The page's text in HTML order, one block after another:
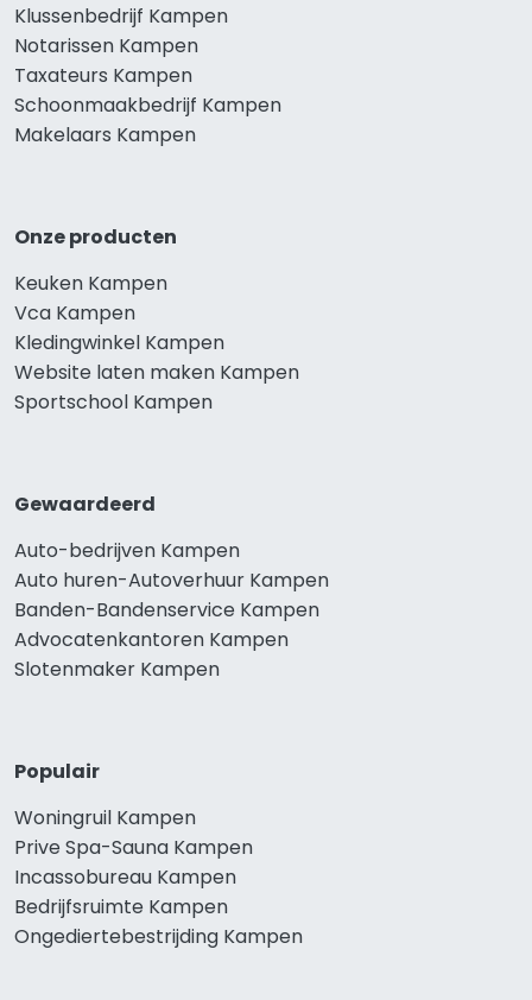
Klussenbedrijf Kampen
Notarissen Kampen
Taxateurs Kampen
Schoonmaakbedrijf Kampen
Makelaars Kampen
Onze producten
Keuken Kampen
Vca Kampen
Kledingwinkel Kampen
Website laten maken Kampen
Sportschool Kampen
Gewaardeerd
Auto-bedrijven Kampen
Auto huren-Autoverhuur Kampen
Banden-Bandenservice Kampen
Advocatenkantoren Kampen
Slotenmaker Kampen
Populair
Woningruil Kampen
Prive Spa-Sauna Kampen
Incassobureau Kampen
Bedrijfsruimte Kampen
Ongediertebestrijding Kampen